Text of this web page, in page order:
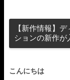
【新作情報】
ションの新作が
こんにちは